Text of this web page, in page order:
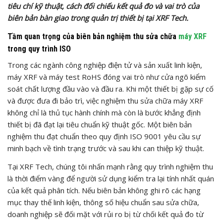
tiêu chí kỹ thuật, cách đối chiếu kết quả đo và vai trò của
biên bản bàn giao trong quản trị thiết bị tại XRF Tech.
Tầm quan trọng của biên bản nghiệm thu sửa chữa máy XRF
trong quy trình ISO
Trong các ngành công nghiệp điện tử và sản xuất linh kiện,
máy XRF và máy test RoHS đóng vai trò như cửa ngõ kiểm
soát chất lượng đầu vào và đầu ra. Khi một thiết bị gặp sự cố
và được đưa đi bảo trì, việc nghiệm thu sửa chữa máy XRF
không chỉ là thủ tục hành chính mà còn là bước khẳng định
thiết bị đã đạt lại tiêu chuẩn kỹ thuật gốc. Một biên bản
nghiệm thu đạt chuẩn theo quy định ISO 9001 yêu cầu sự
minh bạch về tình trạng trước và sau khi can thiệp kỹ thuật.
Tại XRF Tech, chúng tôi nhấn mạnh rằng quy trình nghiệm thu
là thời điểm vàng để người sử dụng kiểm tra lại tính nhất quán
của kết quả phân tích. Nếu biên bản không ghi rõ các hạng
mục thay thế linh kiện, thông số hiệu chuẩn sau sửa chữa,
doanh nghiệp sẽ đối mặt với rủi ro bị từ chối kết quả đo từ